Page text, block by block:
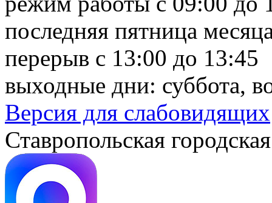
последняя пятница
перерыв с 13:00 до 13:45
выходные дни: суббота,
Версия для слабовидящих
Ставропольская